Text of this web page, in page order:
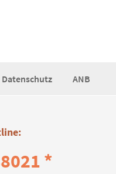
Datenschutz ANB
*